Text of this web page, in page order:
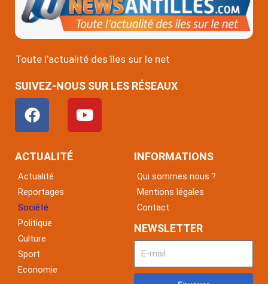
Toute l’actualité des îles sur le net
SUIVEZ-NOUS SUR LES RÉSEAUX
F
a
c
e
o
o
k
Y
o
u
ACTUALITÉ
Actualité
Reportages
Société
Politique
Culture
Sport
Economie
INFORMATIONS
Qui sommes nous ?
Mentions légales
Contact
NEWSLETTER